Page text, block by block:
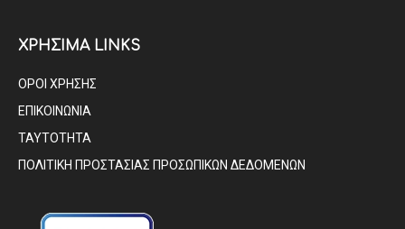
ΧΡΗΣΙΜΑ LINKS
ΟΡΟΙ ΧΡΗΣΗΣ
ΕΠΙΚΟΙΝΩΝΙΑ
ΤΑΥΤΟΤΗΤΑ
ΠΟΛΙΤΙΚΗ ΠΡΟΣΤΑΣΙΑΣ ΠΡΟΣΩΠΙΚΩΝ ΔΕΔΟΜΕΝΩΝ